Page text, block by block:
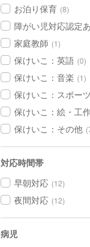
お泊り保育 (8)
障がい児対応認定
家庭教師 (1)
保けいこ：英語 (0)
保けいこ：音楽 (1)
保けいこ：スポーツ
保けいこ：絵・工
保けいこ：その他
対応時間帯
早朝対応 (12)
夜間対応 (12)
病児